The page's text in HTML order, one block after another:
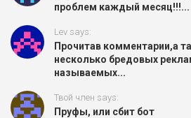
проблем каждый месяц!!!...
Lev says:
Прочитав комментарии,а
несколько бредовых
называемых...
Твой член says:
Пруфы, или сбит бот